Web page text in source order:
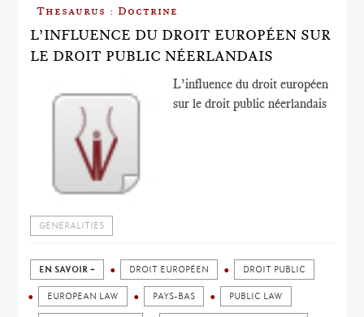
Thesaurus : Doctrine
L’INFLUENCE DU DROIT EUROPÉEN SUR
LE DROIT PUBLIC NÉERLANDAIS
L’influence du droit européen
sur le droit public néerlandais
GENERALITIES
EN SAVOIR + DROIT EUROPÉEN DROIT PUBLIC
EUROPEAN LAW PAYS-BAS PUBLIC LAW